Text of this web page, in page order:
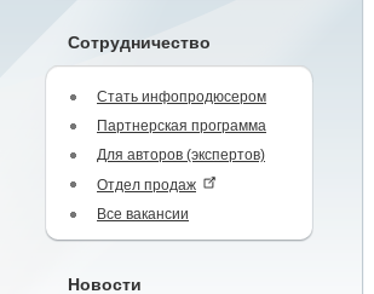
Сотрудничество
Стать инфопродюсером
Партнерская программа
Для авторов (экспертов)
Отдел продаж
Все вакансии
Новости